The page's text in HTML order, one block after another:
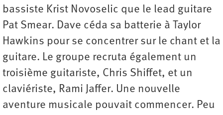
bassiste Krist Novoselic que le lead guitare
Pat Smear. Dave céda sa batterie à Taylor
Hawkins pour se concentrer sur le chant et la
guitare. Le groupe recruta également un
troisième guitariste, Chris Shiffet, et un
claviériste, Rami Jaffer. Une nouvelle
aventure musicale pouvait commencer. Peu